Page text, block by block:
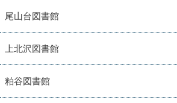
尾山台図書館
上北沢図書館
粕谷図書館